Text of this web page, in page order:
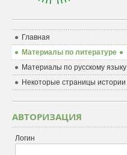
Главная
Материалы по литературе
Материалы по русскому языку
Некоторые страницы истории
АВТОРИЗАЦИЯ
Логин